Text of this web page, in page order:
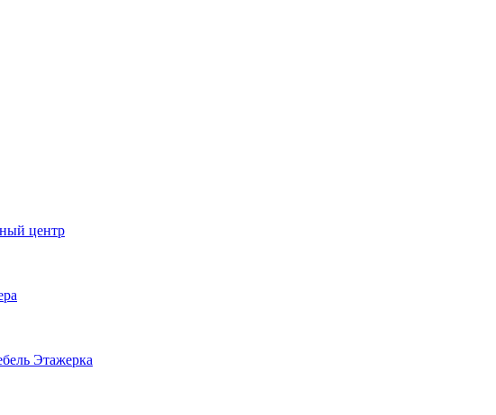
центр
Этажерка